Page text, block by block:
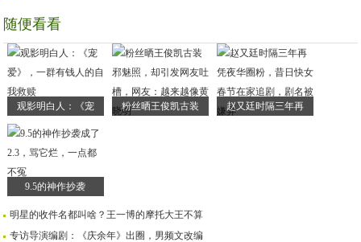
随便看看
观影明白人：《宠 粉丝晒王俊凯古装 赵又廷时隔三年再
9.5的神作抄袭
明星的收件名都叫啥？王一博的摩托大王不算
专访导演编剧：《庆余年》出圈，男频文改编